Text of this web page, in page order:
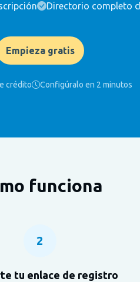
Directorio completo
Empieza gratis
crédito Configúralo en 2 minutos
funciona
2
tu enlace de registro